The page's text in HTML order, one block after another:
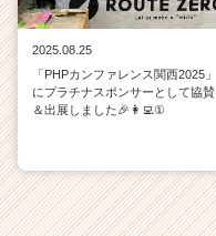
2025.08.25
「PHPカンファレンス関西2025」
にプラチナスポンサーとして協賛
＆出展しました🎉👩‍💻①